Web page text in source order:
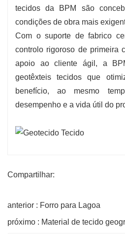
tecidos da BPM são
condições de obra mais
Com o suporte de fabrico
controlo rigoroso de primeira
apoio ao cliente ágil, a
geotêxteis tecidos que
benefício, ao mesmo
desempenho e a vida útil do
Compartilhar:
anterior : Forro para Lagoa
próximo : Material de tecido